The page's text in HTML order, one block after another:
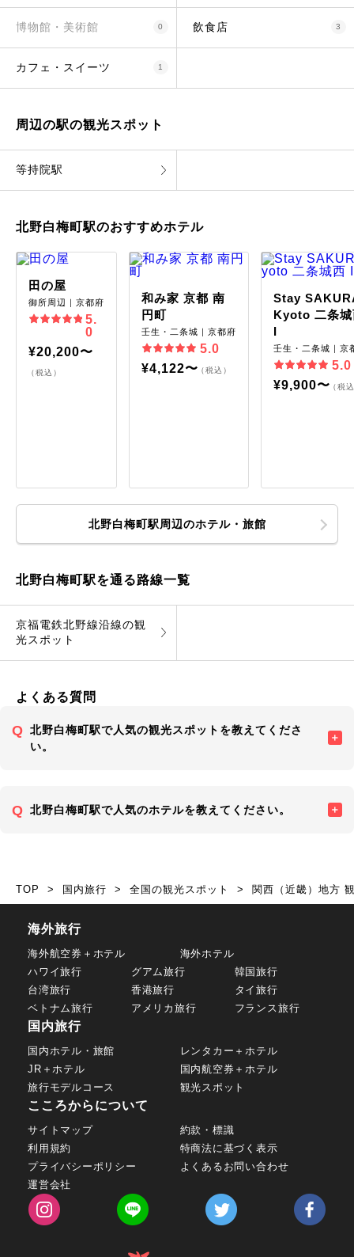
博物館・美術館 0 飲食店 3
カフェ・スイーツ 1
周辺の駅の観光スポット
等持院駅
北野白梅町駅のおすすめホテル
田の屋
御所周辺｜京都府
5.
0
¥20,200〜
（税込）
和み家 京都 南
円町
壬生・二条城｜京都府
5.0
¥4,122〜（税込）
Stay
Kyoto 二条城
I
壬生・二条城｜京
5.0
¥9,900〜（税
北野白梅町駅周辺のホテル・旅館
北野白梅町駅を通る路線一覧
京福電鉄北野線沿線の観
光スポット
よくある質問
北野白梅町駅で人気の観光スポットを教えてくださ
い。
北野白梅町駅で人気のホテルを教えてください。
TOP 国内旅行 全国の観光スポット 関西（近畿）地方
海外旅行
海外航空券＋ホテル
海外ホテル
ハワイ旅行
グアム旅行
韓国旅行
台湾旅行
香港旅行
タイ旅行
ベトナム旅行
アメリカ旅行 フランス旅行
国内旅行
国内ホテル・旅館
レンタカー＋ホテル
JR＋ホテル
国内航空券＋ホテル
旅行モデルコース
観光スポット
こころからについて
サイトマップ
約款・標識
利用規約
特商法に基づく表示
プライバシーポリシー
よくあるお問い合わせ
運営会社